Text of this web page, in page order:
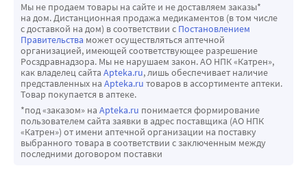
Мы не продаем товары на сайте и не доставляем заказы*
на дом. Дистанционная продажа медикаментов (в том числе
с доставкой на дом) в соответствии с Постановлением
Правительства может осуществляться аптечной
организацией, имеющей соответствующее разрешение
Росздравнадзора. Мы не нарушаем закон. АО НПК «Катрен»,
как владелец сайта Apteka.ru, лишь обеспечивает наличие
представленных на Apteka.ru товаров в ассортименте аптеки.
Товар покупается в аптеке.
*под «заказом» на Apteka.ru понимается формирование
пользователем сайта заявки в адрес поставщика (АО НПК
«Катрен») от имени аптечной организации на поставку
выбранного товара в соответствии с заключенным между
последними договором поставки